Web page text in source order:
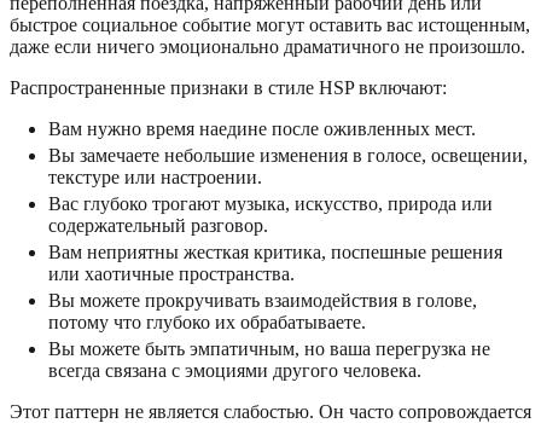
быстрое социальное событие могут оставить вас истощенным,
даже если ничего эмоционально драматичного не произошло.
Распространенные признаки в стиле HSP включают:
Вам нужно время наедине после оживленных мест.
Вы замечаете небольшие изменения в голосе, освещении,
текстуре или настроении.
Вас глубоко трогают музыка, искусство, природа или
содержательный разговор.
Вам неприятны жесткая критика, поспешные решения
или хаотичные пространства.
Вы можете прокручивать взаимодействия в голове,
потому что глубоко их обрабатываете.
Вы можете быть эмпатичным, но ваша перегрузка не
всегда связана с эмоциями другого человека.
Этот паттерн не является слабостью. Он часто сопровождается